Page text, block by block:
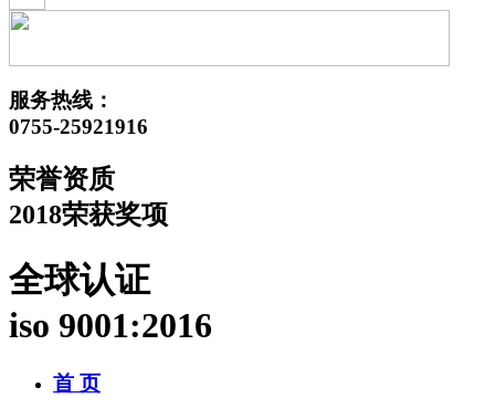
服务热线：
0755-25921916
荣誉资质
2018荣获奖项
全球认证
iso 9001:2016
首 页